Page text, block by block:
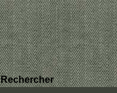
Rechercher